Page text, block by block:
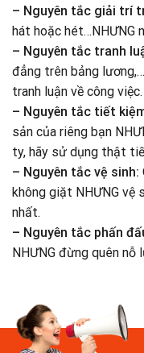
– Nguyên tắc giải trí
hát hoặc hét…NHƯNG
– Nguyên tắc tranh
đẳng trên bảng
tranh luận về công việc.
– Nguyên tắc tiết
sản của riêng bạn
ty, hãy sử dụng thật
– Nguyên tắc vệ sinh:
không giặt NHƯNG vệ
nhất.
– Nguyên tắc phấn
NHƯNG đừng quên nỗ